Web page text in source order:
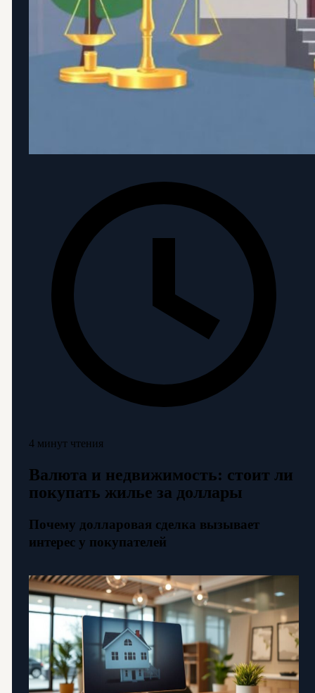
4 минут чтения
Валюта и недвижимость: стоит ли
покупать жилье за доллары
Почему долларовая сделка вызывает
интерес у покупателей